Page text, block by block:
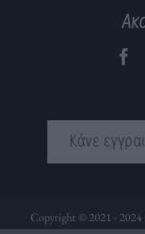
Κάνε
Copyright © 2021 -